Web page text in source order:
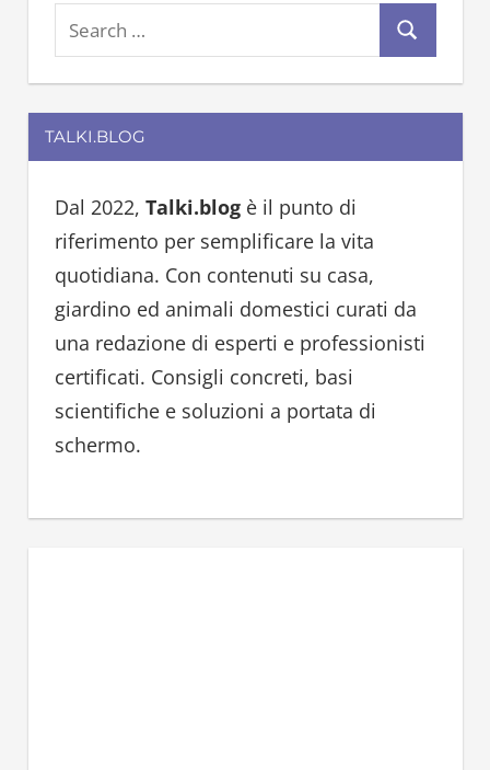
e
a
r
c
f
o
r
:
e
a
TALKI.BLOG
Dal 2022, Talki.blogè il punto di
riferimento per semplificare la vita
quotidiana. Con contenuti su casa,
giardino ed animali domestici curati da
una redazione di esperti e professionisti
certificati. Consigli concreti, basi
scientifiche e soluzioni a portata di
schermo.